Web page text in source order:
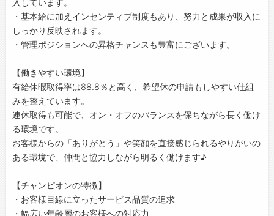
入しています。
・基本給に加えインセンティブ制度もあり、努力と成果が収入に
しっかり反映されます。
・管理ポジションへの昇格チャンスも豊富にございます。
【働きやすい環境】
有給休暇取得率は88.8％と高く、希望休の申請もしやすい仕組
みを整えています。
連休取得も可能で、オン・オフのバランスを保ちながら長く働け
る環境です。
お客様からの「ありがとう」や笑顔を直接感じられるやりがいの
ある環境で、仲間と協力しながら明るく働けます♪
【チャンピオンの特徴】
・お客様目線に立ったサービス品質の追求
・幅広い年齢層のお客様への対応力